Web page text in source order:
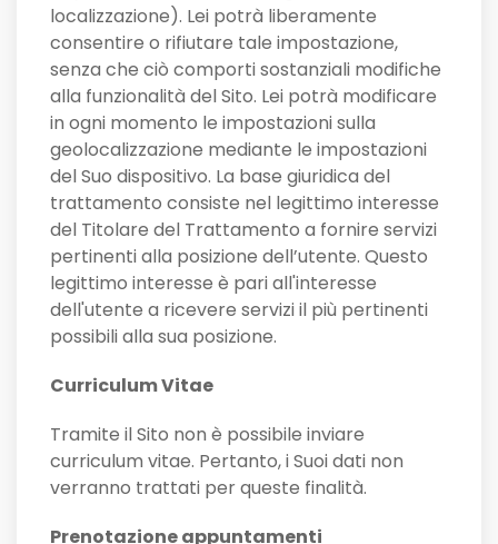
localizzazione). Lei potrà liberamente
consentire o rifiutare tale impostazione,
senza che ciò comporti sostanziali modifiche
alla funzionalità del Sito. Lei potrà modificare
in ogni momento le impostazioni sulla
geolocalizzazione mediante le impostazioni
del Suo dispositivo. La base giuridica del
trattamento consiste nel legittimo interesse
del Titolare del Trattamento a fornire servizi
pertinenti alla posizione dell’utente. Questo
legittimo interesse è pari all'interesse
dell'utente a ricevere servizi il più pertinenti
possibili alla sua posizione.
Curriculum Vitae
Tramite il Sito non è possibile inviare
curriculum vitae. Pertanto, i Suoi dati non
verranno trattati per queste finalità.
Prenotazione appuntamenti